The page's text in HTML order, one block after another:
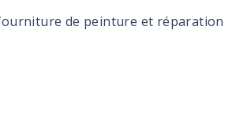
de peinture et réparation